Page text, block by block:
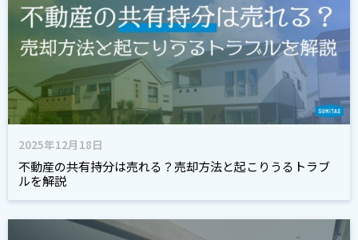
2025年12月18日
不動産の共有持分は売れる？売却方法と起こりうるトラブ
ルを解説